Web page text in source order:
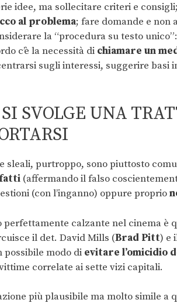
idee, ma sollecitare criteri e consigli;
al problema; fare domande e non
la “procedura su testo
c’è la necessità di chiamare un
sugli interessi, suggerire basi
SVOLGE UNA
sleali, purtroppo, sono piuttosto
(affermando il falso
(con l’inganno) oppure proprio
perfettamente calzante nel cinema è
il det. David Mills (Brad Pitt) e
possibile modo di evitare l’omicidio
correlate ai sette vizi capitali.
più plausibile ma molto simile a